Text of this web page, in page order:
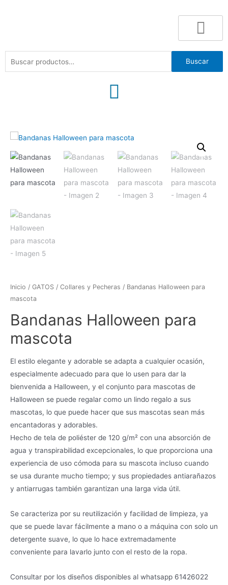
Buscar
Inicio / GATOS / Collares y Pecheras / Bandanas Halloween para
mascota
Bandanas Halloween para
mascota
El estilo elegante y adorable se adapta a cualquier ocasión,
especialmente adecuado para que lo usen para dar la
bienvenida a Halloween, y el conjunto para mascotas de
Halloween se puede regalar como un lindo regalo a sus
mascotas, lo que puede hacer que sus mascotas sean más
encantadoras y adorables.
Hecho de tela de poliéster de 120 g/m² con una absorción de
agua y transpirabilidad excepcionales, lo que proporciona una
experiencia de uso cómoda para su mascota incluso cuando
se usa durante mucho tiempo; y sus propiedades antiarañazos
y antiarrugas también garantizan una larga vida útil.
Se caracteriza por su reutilización y facilidad de limpieza, ya
que se puede lavar fácilmente a mano o a máquina con solo un
detergente suave, lo que lo hace extremadamente
conveniente para lavarlo junto con el resto de la ropa.
Consultar por los diseños disponibles al whatsapp 61426022